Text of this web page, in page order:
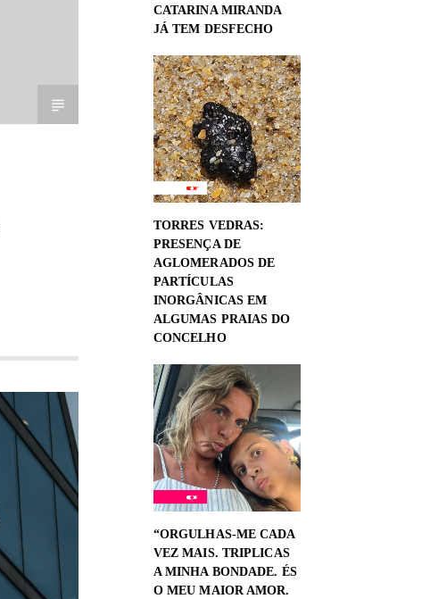
CATARINA MIRANDA
JÁ TEM DESFECHO
TORRES VEDRAS:
PRESENÇA DE
AGLOMERADOS DE
PARTÍCULAS
INORGÂNICAS EM
ALGUMAS PRAIAS DO
CONCELHO
“ORGULHAS-ME CADA
VEZ MAIS. TRIPLICAS
A MINHA BONDADE. ÉS
O MEU MAIOR AMOR.